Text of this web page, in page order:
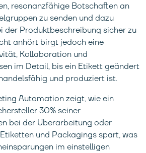
resonanzfähige Botschaften an
zu senden und dazu
der Produktbeschreibung sicher zu
anhört birgt jedoch eine
Kollaboration und
im Detail, bis ein Etikett geändert
und produziert ist.
Automation zeigt, wie ein
30% seiner
bei der Überarbeitung oder
und Packagings spart, was
im einstelligen